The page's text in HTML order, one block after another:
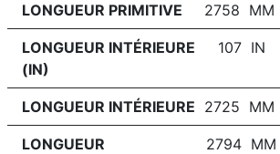
LONGUEUR PRIMITIVE 2758 MM
LONGUEUR INTÉRIEURE
(IN)
107 IN
LONGUEUR INTÉRIEURE 2725 MM
LONGUEUR
2794 MM